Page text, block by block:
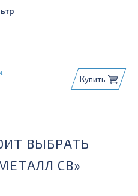
Купить
ВЫБРАТЬ
СВ»